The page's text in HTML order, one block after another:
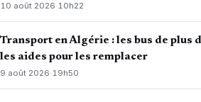
10 août 2026·10h22
Transport en Algérie : les bus de plus
les aides pour les remplacer
9 août 2026· 19h50